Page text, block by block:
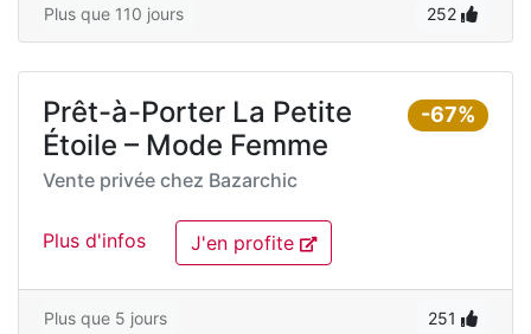
Plus que 110 jours 252
-67%
Prêt-à-Porter La Petite
Étoile – Mode Femme
Vente privée chez Bazarchic
Plus d'infos J'en profite
Plus que 5 jours 251